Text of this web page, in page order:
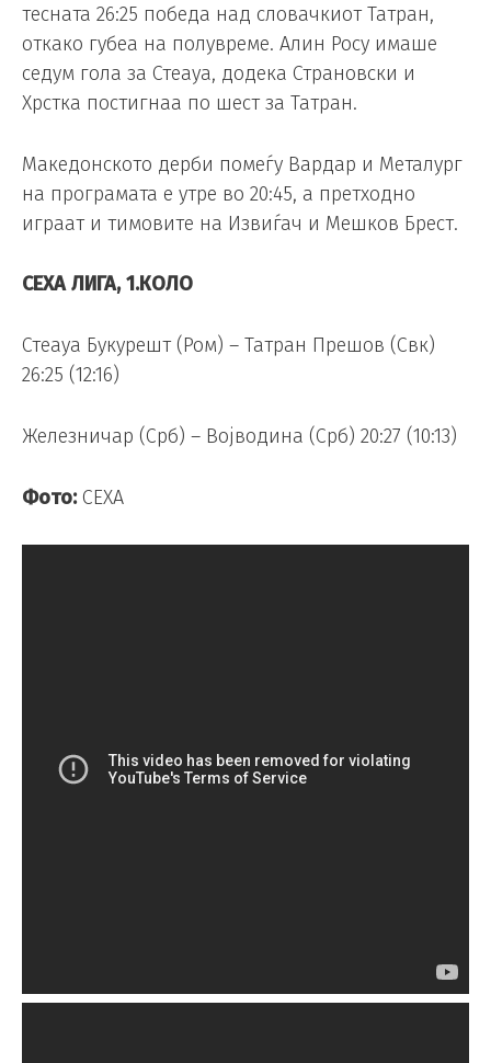
тесната 26:25 победа над словачкиот Татран,
откако губеа на полувреме. Алин Росу имаше
седум гола за Стеауа, додека Страновски и
Хрстка постигнаа по шест за Татран.
Македонското дерби помеѓу Вардар и Металург
на програмата е утре во 20:45, а претходно
играат и тимовите на Извиѓач и Мешков Брест.
СЕХА ЛИГА, 1.КОЛО
Стеауа Букурешт (Ром) – Татран Прешов (Свк)
26:25 (12:16)
Железничар (Срб) – Војводина (Срб) 20:27 (10:13)
Фото: СЕХА